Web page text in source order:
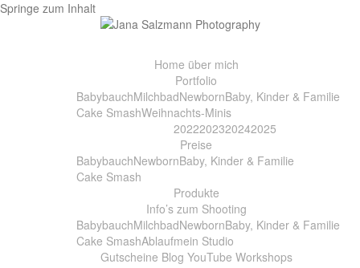
Springe zum Inhalt
Home über mich
Portfolio
BabybauchMilchbadNewbornBaby, Kinder & Familie
Cake SmashWeihnachts-Minis
2022202320242025
Preise
BabybauchNewbornBaby, Kinder & Familie
Cake Smash
Produkte
Info’s zum Shooting
BabybauchMilchbadNewbornBaby, Kinder & Familie
Cake SmashAblaufmein Studio
Gutscheine Blog YouTube Workshops